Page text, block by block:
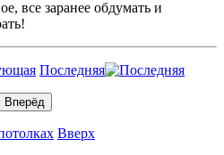
все заранее обдумать и
Последняя
Вверх